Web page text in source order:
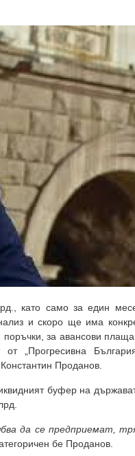
като само за един
и скоро ще има
поръчки, за авансови
„Прогресивна
Проданов.
буфер на
да се предприемат,
бе Проданов.